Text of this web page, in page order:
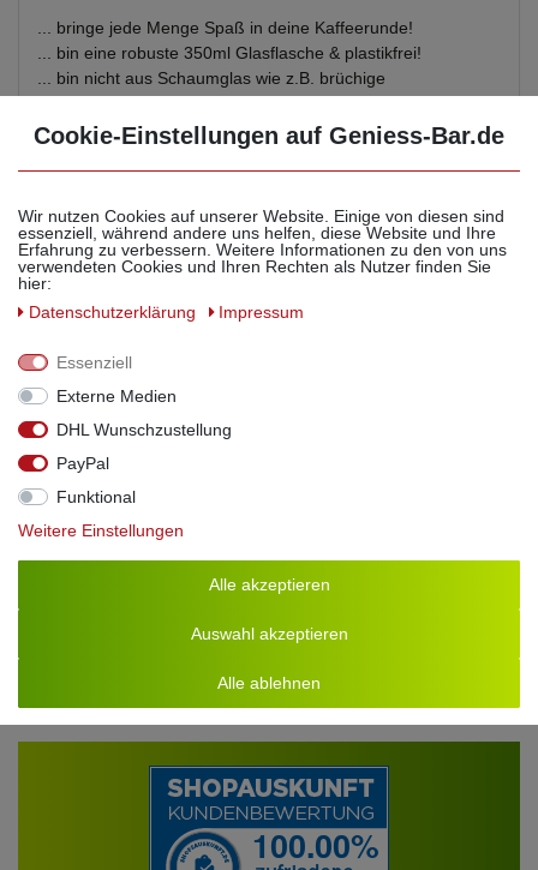
... bringe jede Menge Spaß in deine Kaffeerunde!
... bin eine robuste 350ml Glasflasche & plastikfrei!
... bin nicht aus Schaumglas wie z.B. brüchige
... habe einen massiven Ausgießer aus Edelstahl & Silikon
aus deutscher Herstellung & habe bei sachgemäßer
Die Reinigung deines Zuckerspender erfolgt ganz einfach
mit warmen Wasser. Vor der Wiederbefüllung innen gut
trocknen lassen.
deinen Zucker Dosierer auch gleich
Dafür einfach den QR- Code auf der Verpackung scannen,
Motiv(e) aussuchen und einfach per Briefpost zusenden
Übrigens: Unsere Zuckerspender kannst du hier im Shop
MIT UND OHNE Zucker Füllung bestellen!
: Schwarz auf Weiß
Cookie-Einstellungen auf Geniess-Bar.de
Wir nutzen Cookies auf unserer Website. Einige von diesen sind
essenziell, während andere uns helfen, diese Website und Ihre
Erfahrung zu verbessern. Weitere Informationen zu den von uns
verwendeten Cookies und Ihren Rechten als Nutzer finden Sie
hier:
Daten­schutz­erklärung
Impressum
Essenziell
Externe Medien
DHL Wunschzustellung
PayPal
Funktional
Weitere Einstellungen
Alle akzeptieren
Auswahl akzeptieren
Alle ablehnen